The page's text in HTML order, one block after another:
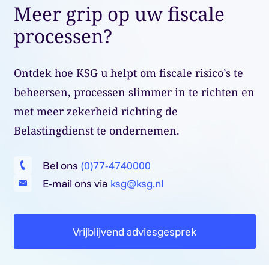
Meer grip op uw fiscale
processen?
Ontdek hoe KSG u helpt om fiscale risico’s te
beheersen, processen slimmer in te richten en
met meer zekerheid richting de
Belastingdienst te ondernemen.
Bel ons (0)77-4740000
E-mail ons via ksg@ksg.nl
Vrijblijvend adviesgesprek